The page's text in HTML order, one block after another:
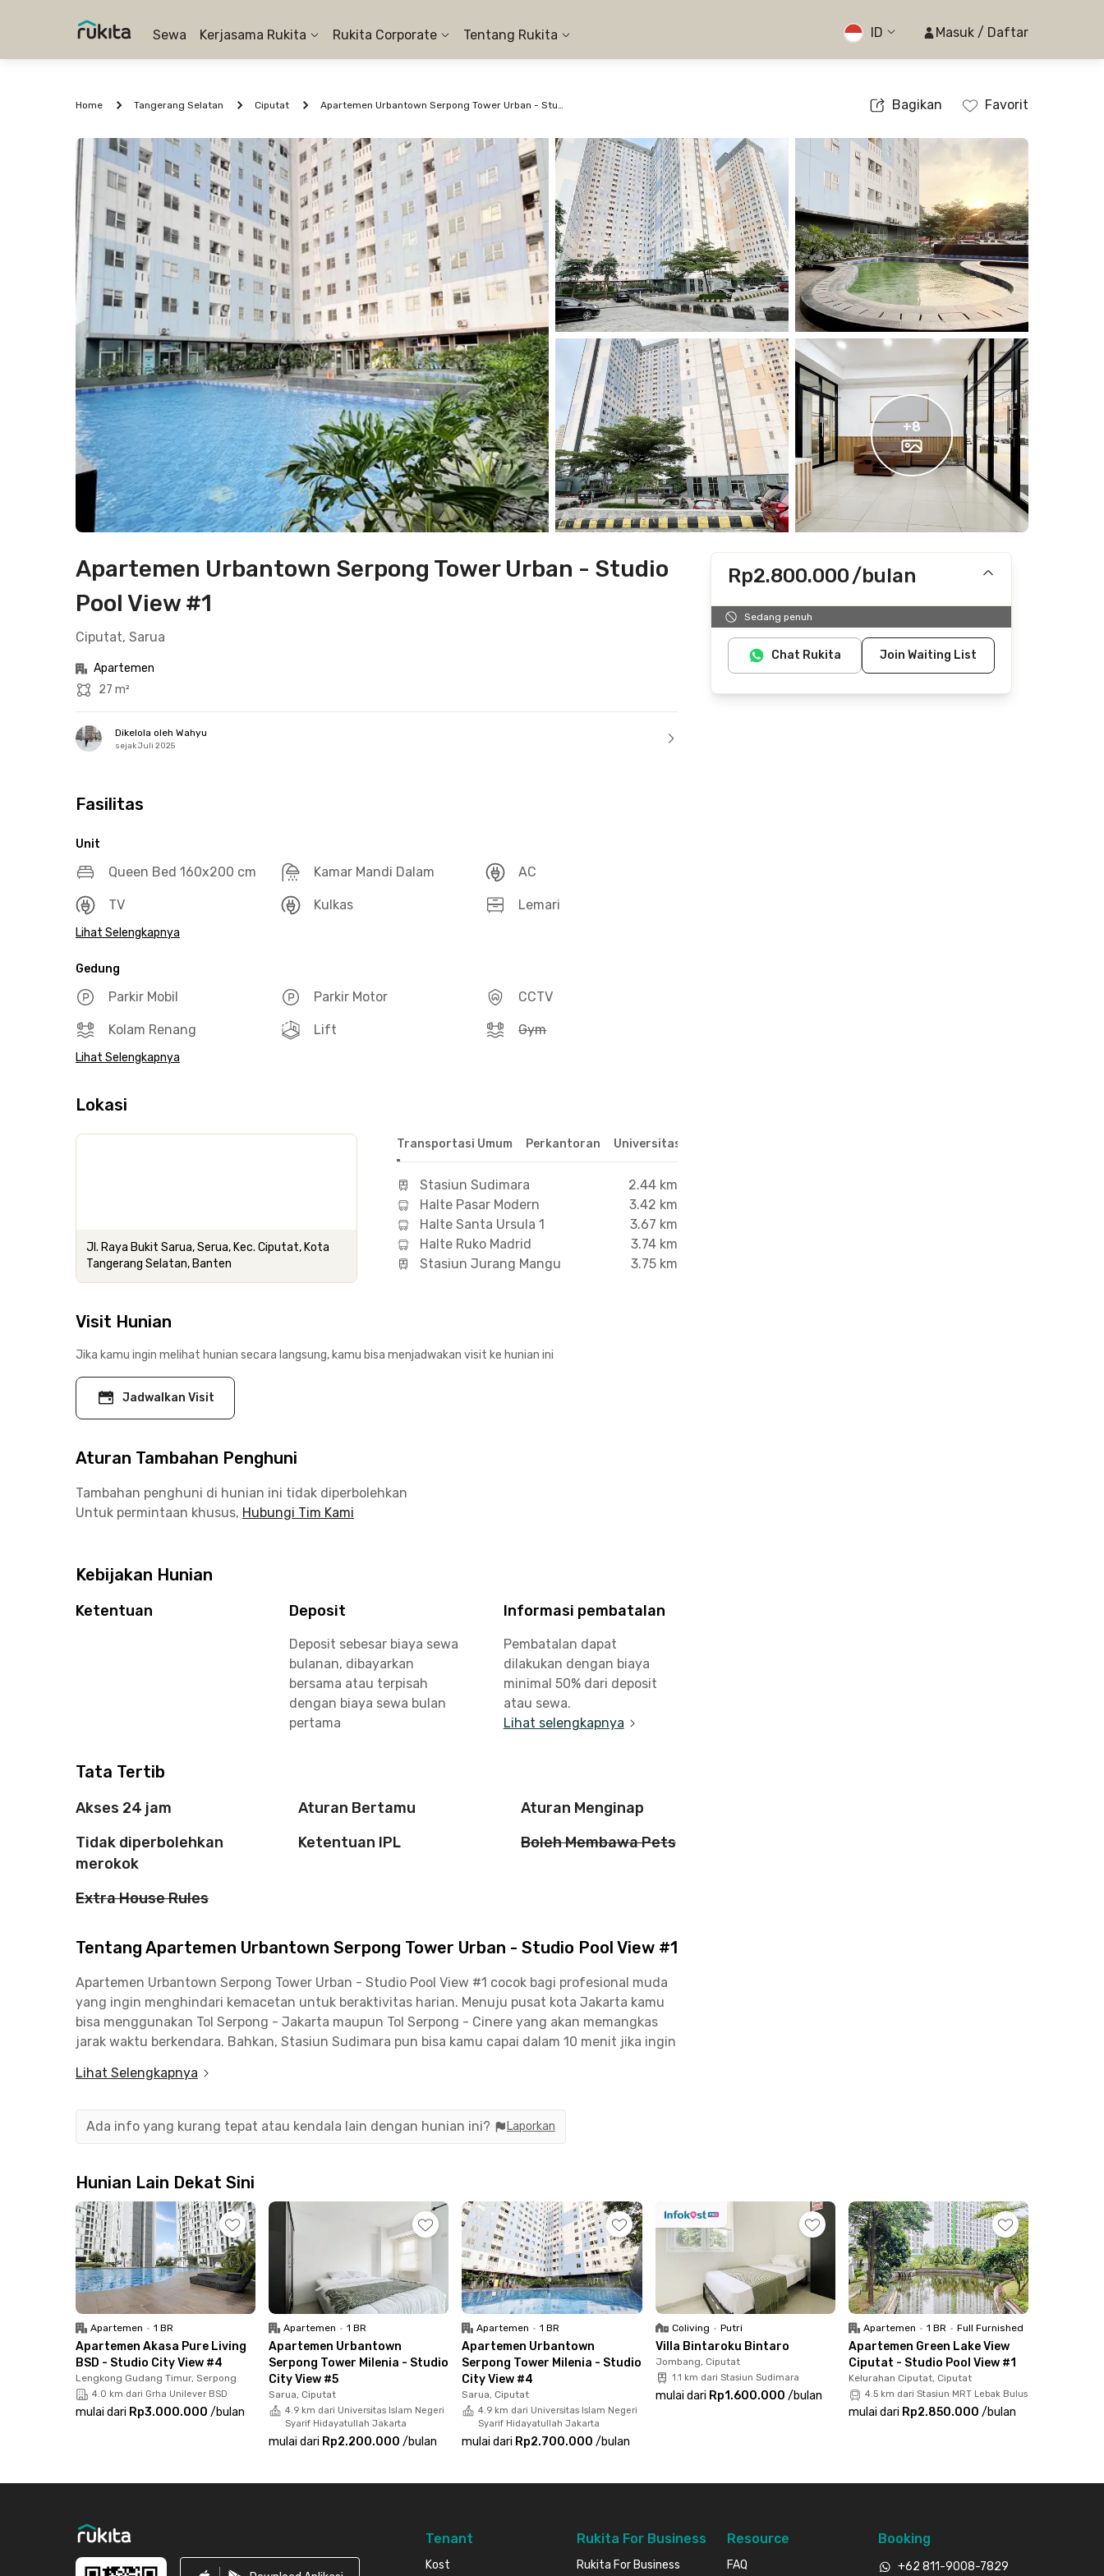
Sewa Kerjasama Rukita Rukita Corporate Tentang Rukita ID Masuk / Daftar
Home Tangerang Selatan Ciputat Apartemen Urbantown Serpong Tower Urban - Studio Pool View #1 Bagikan Favorit
+8
Apartemen Urbantown Serpong Tower Urban - Studio
Pool View #1
Ciputat, Sarua
Apartemen
27 m²
Dikelola oleh Wahyu
sejak Juli 2025
Fasilitas
Unit
Queen Bed 160x200 cm Kamar Mandi Dalam AC
TV Kulkas Lemari
Lihat Selengkapnya
Gedung
Parkir Mobil Parkir Motor CCTV
Kolam Renang Lift Gym
Lihat Selengkapnya
Lokasi
Jl. Raya Bukit Sarua, Serua, Kec. Ciputat, Kota
Tangerang Selatan, Banten
Transportasi Umum Perkantoran Universitas
Stasiun Sudimara
2.44 km
Halte Pasar Modern
3.42 km
Halte Santa Ursula 1
3.67 km
Halte Ruko Madrid
3.74 km
Stasiun Jurang Mangu
3.75 km
Visit Hunian
Jika kamu ingin melihat hunian secara langsung, kamu bisa menjadwakan visit ke hunian ini
Jadwalkan Visit
Aturan Tambahan Penghuni
Tambahan penghuni di hunian ini tidak diperbolehkan
Untuk permintaan khusus, Hubungi Tim Kami
Kebijakan Hunian
Ketentuan Deposit
Deposit sebesar biaya sewa
bulanan, dibayarkan
bersama atau terpisah
dengan biaya sewa bulan
pertama
Informasi pembatalan
Pembatalan dapat
dilakukan dengan biaya
minimal 50% dari deposit
atau sewa.
Lihat selengkapnya
Tata Tertib
Akses 24 jam Aturan Bertamu
Aturan Menginap
Tidak diperbolehkan
merokok
Ketentuan IPL Boleh Membawa Pets
Extra House Rules
Tentang Apartemen Urbantown Serpong Tower Urban - Studio Pool View #1
Apartemen Urbantown Serpong Tower Urban - Studio Pool View #1 cocok bagi profesional muda
yang ingin menghindari kemacetan untuk beraktivitas harian. Menuju pusat kota Jakarta kamu
bisa menggunakan Tol Serpong - Jakarta maupun Tol Serpong - Cinere yang akan memangkas
jarak waktu berkendara. Bahkan, Stasiun Sudimara pun bisa kamu capai dalam 10 menit jika ingin
hingga pusat perbelanjaan. The Breeze BSD City atau Sinar Mas Land Plaza BSD City hanya
sekitar 20 menit, sementara untuk menuju ke AEON Mall BSD maupun ICE BSD City bisa dicapai
Unit Apartemen Urbantown Serpong Tower Urban - Studio Pool View #1 ini sudah full furnished
dengan balkon, TV, AC, dan kamar mandi yang dilengkapi shower dan kloset duduk. Tersedia pula
fasilitas kolam renang dan area parkir yang bisa kamu gunakan untuk menambah kenyamanan
saat tinggal di apartemen Serpong ini.
Menariknya lagi, biaya sewa bulanan di Apartemen Urbantown Serpong Tower Urban - Studio
Pool View #1 ini sudah termasuk IPL sehingga tidak ada lagi biaya yang harus kamu keluarkan.
Tunggu apa lagi? Segera booking secara online untuk sewa apartemen bulanan ini sebelum
kehabisan!
Lihat Selengkapnya
Ada info yang kurang tepat atau kendala lain dengan hunian ini? Laporkan
Rp2.800.000/bulan
Termasuk IPL
Sedang penuh
Chat Rukita Join Waiting List
Hunian Lain Dekat Sini
Apartemen • 1 BR
Apartemen Akasa Pure Living
BSD - Studio City View #4
Lengkong Gudang Timur, Serpong
4.0 km dari Grha Unilever BSD
mulai dari Rp3.000.000 /bulan
Apartemen • 1 BR
Apartemen Urbantown
Serpong Tower Milenia - Studio
City View #5
Sarua, Ciputat
4.9 km dari Universitas Islam Negeri
Syarif Hidayatullah Jakarta
mulai dari Rp2.200.000 /bulan
Apartemen • 1 BR
Apartemen Urbantown
Serpong Tower Milenia - Studio
City View #4
Sarua, Ciputat
4.9 km dari Universitas Islam Negeri
Syarif Hidayatullah Jakarta
mulai dari Rp2.700.000 /bulan
Coliving • Putri
Villa Bintaroku Bintaro
Jombang, Ciputat
1.1 km dari Stasiun Sudimara
mulai dari Rp1.600.000 /bulan
Apartemen • 1 BR • Full Furnished
Apartemen Green Lake View
Ciputat - Studio Pool View #1
Kelurahan Ciputat, Ciputat
4.5 km dari Stasiun MRT Lebak Bulus
mulai dari Rp2.850.000 /bulan
Tenant
Kost
Rukita For Business
Rukita For Business
Resource
FAQ
Booking
+62 811-9008-7829